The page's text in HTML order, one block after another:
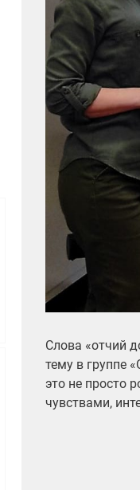
Слова «отчий
тему в группе
это не просто
чувствами,